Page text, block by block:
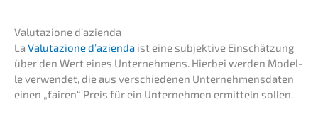
Valuta­zio­ne d’azienda
La Valuta­zio­ne d’azi­en­da ist eine subjek­ti­ve Einschät­zung
über den Wert eines Unter­neh­mens. Hierbei werden Model­
le verwen­det, die aus verschie­de­nen Unter­neh­mens­da­ten
einen „fairen“ Preis für ein Unter­neh­men ermit­teln sollen.